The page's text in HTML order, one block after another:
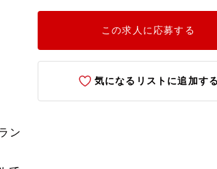
ン
この求人に応募する
気になるリストに追加する